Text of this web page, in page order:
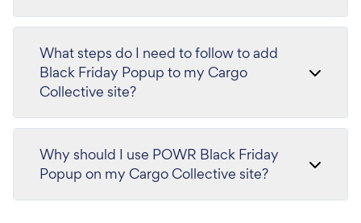
What steps do I need to follow to add
Black Friday Popup to my Cargo
Collective site?
Why should I use POWR Black Friday
Popup on my Cargo Collective site?